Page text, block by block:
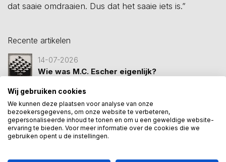
dat saaie omdraaien. Dus dat het saaie iets is.”
Recente artikelen
14-07-2026
Wie was M.C. Escher eigenlijk?
14-07-2026
Modigliani: waarom zijn stijl nog altijd zó
modern voelt
Wij gebruiken cookies
We kunnen deze plaatsen voor analyse van onze
bezoekersgegevens, om onze website te verbeteren,
gepersonaliseerde inhoud te tonen en om u een geweldige website-
ervaring te bieden. Voor meer informatie over de cookies die we
gebruiken opent u de instellingen.